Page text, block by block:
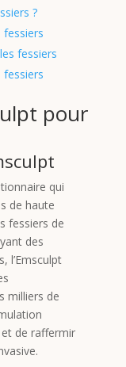
?
fessiers
fessiers
fessiers
pour
qui
de haute
fessiers de
des
l’Emsculpt
milliers de
de raffermir